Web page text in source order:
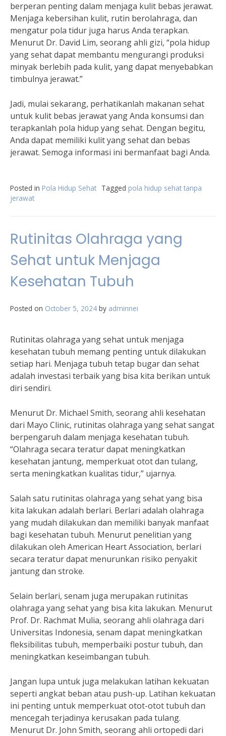
berperan penting dalam menjaga kulit bebas jerawat.
Menjaga kebersihan kulit, rutin berolahraga, dan
mengatur pola tidur juga harus Anda terapkan.
Menurut Dr. David Lim, seorang ahli gizi, “pola hidup
yang sehat dapat membantu mengurangi produksi
minyak berlebih pada kulit, yang dapat menyebabkan
timbulnya jerawat.”
Jadi, mulai sekarang, perhatikanlah makanan sehat
untuk kulit bebas jerawat yang Anda konsumsi dan
terapkanlah pola hidup yang sehat. Dengan begitu,
Anda dapat memiliki kulit yang sehat dan bebas
jerawat. Semoga informasi ini bermanfaat bagi Anda.
Posted in Pola Hidup Sehat Tagged pola hidup sehat tanpa
jerawat
Rutinitas Olahraga yang
Sehat untuk Menjaga
Kesehatan Tubuh
Posted on October 5, 2024 by adminnei
Rutinitas olahraga yang sehat untuk menjaga
kesehatan tubuh memang penting untuk dilakukan
setiap hari. Menjaga tubuh tetap bugar dan sehat
adalah investasi terbaik yang bisa kita berikan untuk
diri sendiri.
Menurut Dr. Michael Smith, seorang ahli kesehatan
dari Mayo Clinic, rutinitas olahraga yang sehat sangat
berpengaruh dalam menjaga kesehatan tubuh.
“Olahraga secara teratur dapat meningkatkan
kesehatan jantung, memperkuat otot dan tulang,
serta meningkatkan kualitas tidur,” ujarnya.
Salah satu rutinitas olahraga yang sehat yang bisa
kita lakukan adalah berlari. Berlari adalah olahraga
yang mudah dilakukan dan memiliki banyak manfaat
bagi kesehatan tubuh. Menurut penelitian yang
dilakukan oleh American Heart Association, berlari
secara teratur dapat menurunkan risiko penyakit
jantung dan stroke.
Selain berlari, senam juga merupakan rutinitas
olahraga yang sehat yang bisa kita lakukan. Menurut
Prof. Dr. Rachmat Mulia, seorang ahli olahraga dari
Universitas Indonesia, senam dapat meningkatkan
fleksibilitas tubuh, memperbaiki postur tubuh, dan
meningkatkan keseimbangan tubuh.
Jangan lupa untuk juga melakukan latihan kekuatan
seperti angkat beban atau push-up. Latihan kekuatan
ini penting untuk memperkuat otot-otot tubuh dan
mencegah terjadinya kerusakan pada tulang.
Menurut Dr. John Smith, seorang ahli ortopedi dari